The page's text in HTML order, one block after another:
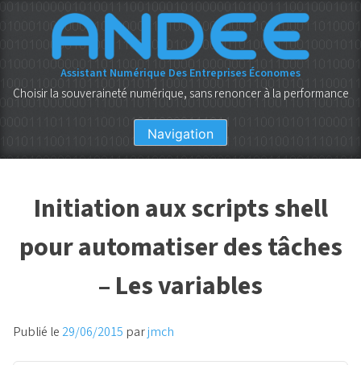
Assistant Numérique Des Entreprises Économes
Choisir la souveraineté numérique, sans renoncer à la performance
Navigation
Initiation aux scripts shell
pour automatiser des tâches
– Les variables
Publié le 29/06/2015 parjmch